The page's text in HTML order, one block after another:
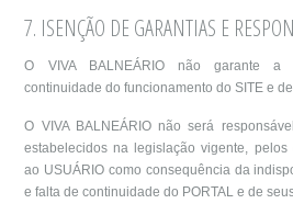
7. ISENÇÃO DE GARANTIAS E
O VIVA BALNEÁRIO não garante a
continuidade do funcionamento do SITE e
O VIVA BALNEÁRIO não será
estabelecidos na legislação vigente,
ao USUÁRIO como consequência da
e falta de continuidade do PORTAL e de